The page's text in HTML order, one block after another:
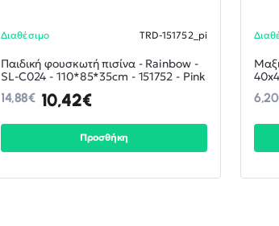
ΝΕΟ
-30%
Διαθέσιμο TRD-151752_pi
Παιδική φουσκωτή πισίνα - Rainbow -
SL-C024 - 110*85*35cm - 151752 - Pink
10,42€
14,88€
Προσθήκη